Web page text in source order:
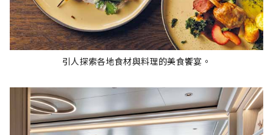
引人探索各地食材與料理的美食饗宴。